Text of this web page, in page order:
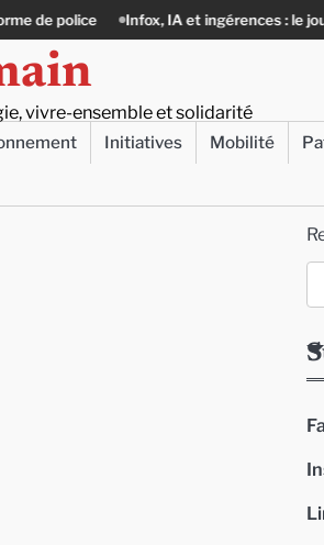
Infox, IA et ingérences : le
vivre-ensemble et solidarité
Initiatives Mobilité